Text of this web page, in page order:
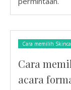
Cara memilih
Cara
acara